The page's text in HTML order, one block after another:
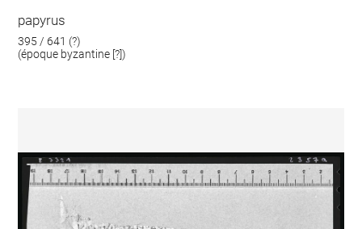
papyrus
395 / 641 (?)
(époque byzantine [?])